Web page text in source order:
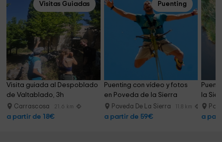
Visitas Guiadas
Visita guiada al Despoblado
de Valtablado, 3h
Carrascosa 21.6 km
a partir de 18€
Puenting
Puenting con vídeo y fotos
en Poveda de la Sierra
Poveda De La Sierra 11.8 km
a partir de 59€
la
a